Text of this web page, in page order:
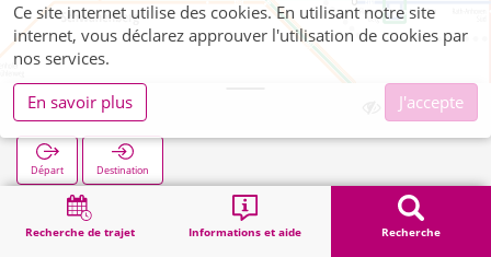
Recherche de trajet Informations et aide Recherche
Große Riet
Départ Destination
Démarrage Recherche
Ce site internet utilise des cookies. En utilisant notre site
internet, vous déclarez approuver l'utilisation de cookies par
nos services.
En savoir plus
J'accepte